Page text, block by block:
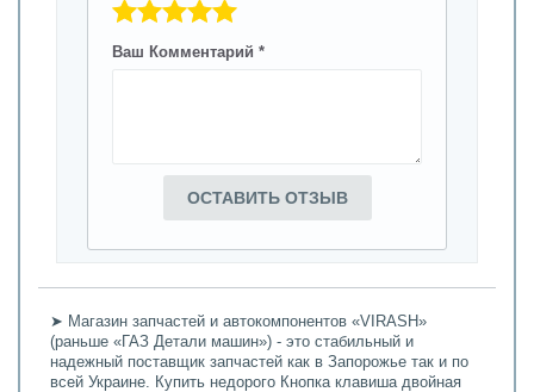
Ваш Комментарий *
ОСТАВИТЬ ОТЗЫВ
➤ Магазин запчастей и автокомпонентов «VIRASH»
(раньше «ГАЗ Детали машин») - это стабильный и
надежный поставщик запчастей как в Запорожье так и по
всей Украине. Купить недорого Кнопка клавиша двойная